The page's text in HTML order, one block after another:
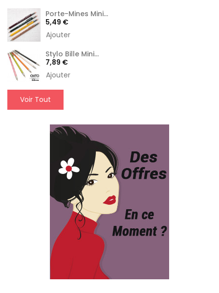
Porte-Mines Mini...
Prix
5,49 €
Ajouter
Stylo Bille Mini...
Prix
7,89 €
Ajouter
Voir Tout